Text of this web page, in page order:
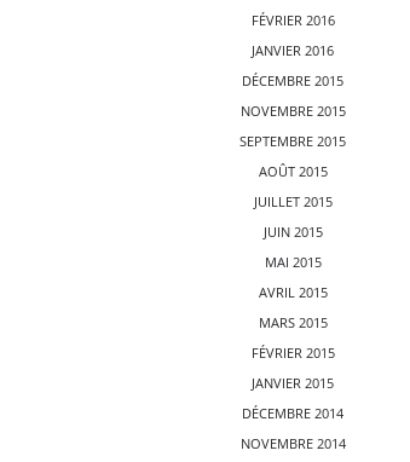
FÉVRIER 2016
JANVIER 2016
DÉCEMBRE 2015
NOVEMBRE 2015
SEPTEMBRE 2015
AOÛT 2015
JUILLET 2015
JUIN 2015
MAI 2015
AVRIL 2015
MARS 2015
FÉVRIER 2015
JANVIER 2015
DÉCEMBRE 2014
NOVEMBRE 2014